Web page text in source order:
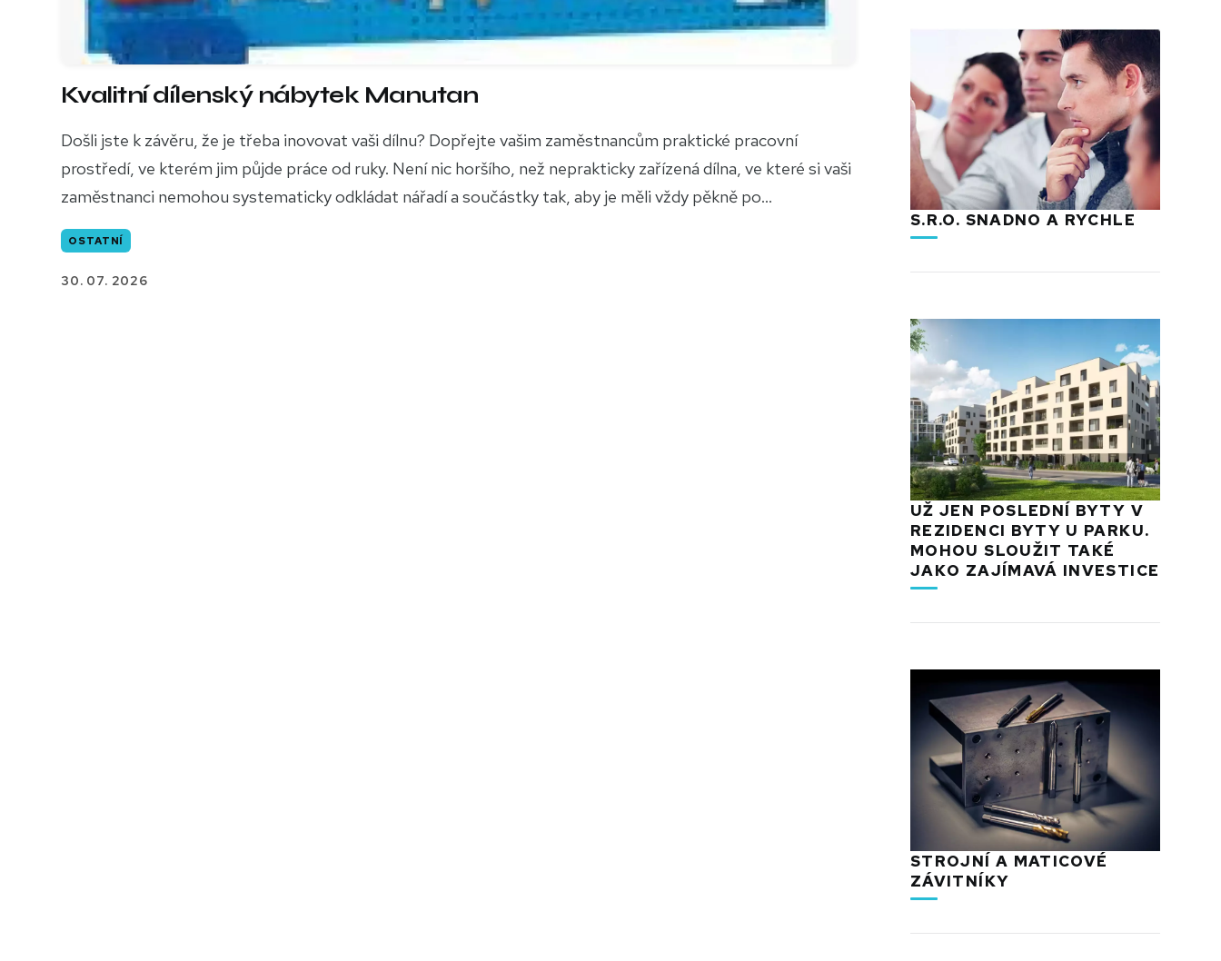
Kvalitní dílenský nábytek Manutan
Došli jste k závěru, že je třeba inovovat vaši dílnu? Dopřejte vašim zaměstnancům praktické pracovní
prostředí, ve kterém jim půjde práce od ruky. Není nic horšího, než neprakticky zařízená dílna, ve které si vaši
zaměstnanci nemohou systematicky odkládat nářadí a součástky tak, aby je měli vždy pěkně po...
OSTATNÍ
30. 07. 2026
S.R.O. SNADNO A RYCHLE
UŽ JEN POSLEDNÍ BYTY V
REZIDENCI BYTY U PARKU.
MOHOU SLOUŽIT TAKÉ
JAKO ZAJÍMAVÁ INVESTICE
STROJNÍ A MATICOVÉ
ZÁVITNÍKY